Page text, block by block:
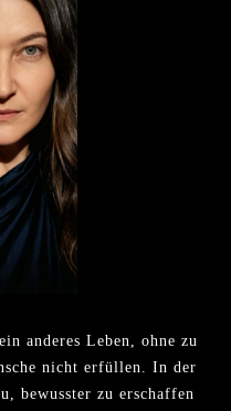
anderes Leben, ohne zu
nicht erfüllen. In der
bewusster zu erschaffen